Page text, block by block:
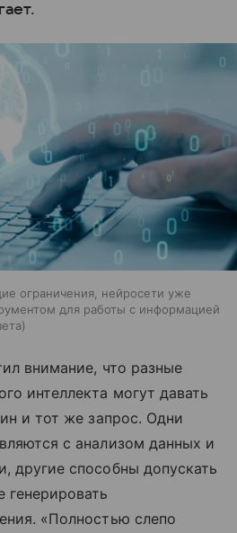
ограничения, нейросети уже
для работы с информацией
внимание, что разные
интеллекта могут давать
и тот же запрос. Одни
с анализом данных и
другие способны допускать
генерировать
«Полностью слепо